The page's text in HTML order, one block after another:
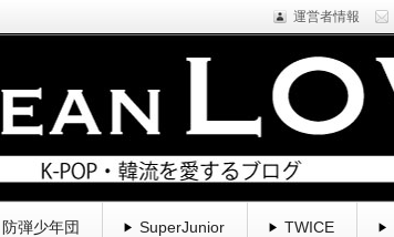
運営者情報
リアンラブ
防弾少年団 SuperJunior TWICE